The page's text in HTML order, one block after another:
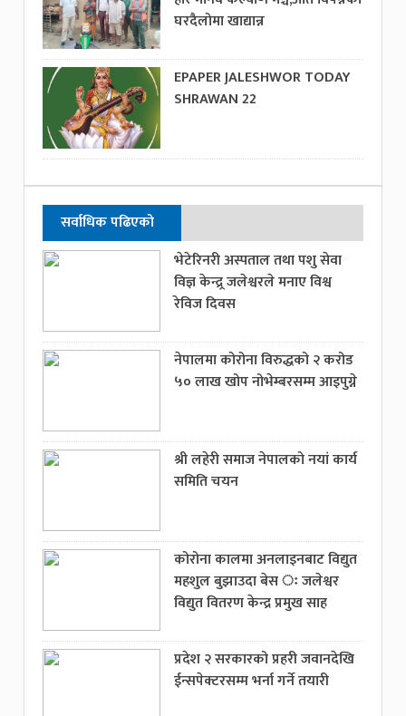
घरदैलोमा खाद्यान्न
EPAPER JALESHWOR TODAY
SHRAWAN 22
सर्वाधिक पढिएको
भेटेरिनरी अस्पताल तथा पशु सेवा
विज्ञ केन्द्र्र जलेश्वरले मनाए विश्व
रेविज दिवस
नेपालमा कोरोना विरुद्धको २ करोड
५० लाख खोप नोभेम्बरसम्म आइपुग्ने
श्री लहेरी समाज नेपालको नयां कार्य
समिति चयन
कोरोना कालमा अनलाइनबाट विद्युत
महशुल बुझाउदा बेस ः जलेश्वर
विद्युत वितरण केन्द्र प्रमुख साह
प्रदेश २ सरकारको प्रहरी जवानदेखि
ईन्सपेक्टरसम्म भर्ना गर्ने तयारी